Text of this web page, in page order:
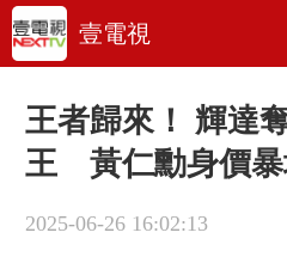
壹電視
王者歸來！ 輝達
王 黃仁勳身價
2025-06-26 16:02:13